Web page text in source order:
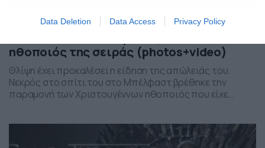
Data Deletion Data Access Privacy Policy
28/12/2019 14:43
ηθοποιός της σειράς (photos+video)
Θλίψη έχει προκαλέσει η είδηση της απώλειάς του.
Νεκρός στο σπίτι του στο Μπέλφαστ βρέθηκε την
παραμονή των Χριστουγέννων ηθοποιός που είχε
περισσότερα ΕΔΩ Ακολουθήστε το Dokari στο κανάλι
μας στο YouTube